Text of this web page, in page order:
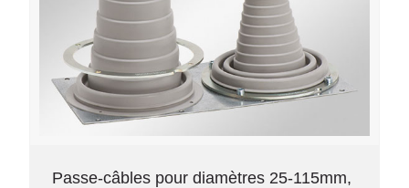
Passe-câbles pour diamètres 25-115mm,